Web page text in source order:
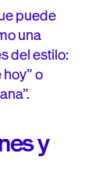
puede
una
del estilo:
o
y